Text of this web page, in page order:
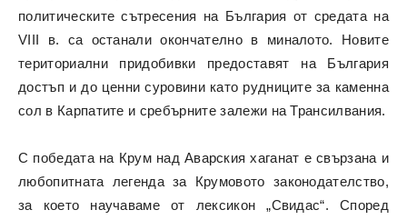
политическите сътресения на България от средата на
VIII в. са останали окончателно в миналото. Новите
териториални придобивки предоставят на България
достъп и до ценни суровини като рудниците за каменна
сол в Карпатите и сребърните залежи на Трансилвания.
С победата на Крум над Аварския хаганат е свързана и
любопитната легенда за Крумовото законодателство,
за което научаваме от лексикон „Свидас“. Според